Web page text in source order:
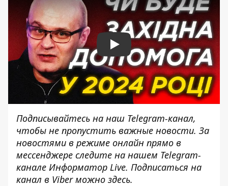
Play
Подписывайтесь на наш Telegram-канал,
чтобы не пропустить важные новости. За
новостями в режиме онлайн прямо в
мессенджере следите на нашем Telegram-
канале Информатор Live. Подписаться на
канал в Viber можно здесь.